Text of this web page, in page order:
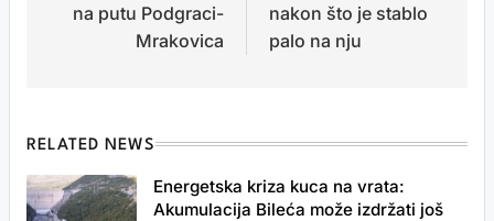
na putu Podgraci-
Mrakovica
nakon što je stablo
palo na nju
RELATED NEWS
Energetska kriza kuca na vrata:
Akumulacija Bileća može izdržati još